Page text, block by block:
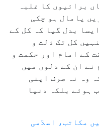
برائیوں کا غلبہ
پامال ہو چکی
بدل گیا کہ کل کے
کل تک ذلت و
کے امام اور حکمت و
نے ان کے دلوں میں
وہ نہ صرف اپنی
ہوئے بلکہ دنیا
مکاتب، اسلامی